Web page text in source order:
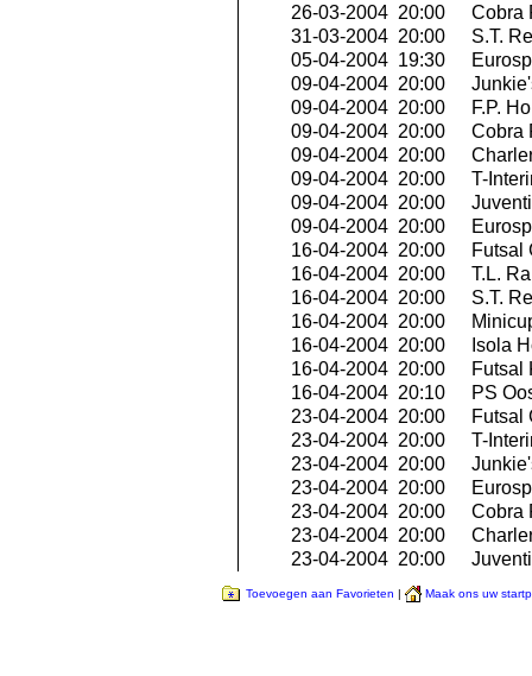
26-03-2004 20:00
Cobra
31-03-2004 20:00
S.T.
05-04-2004 19:30
09-04-2004 20:00
09-04-2004 20:00
F.P.
09-04-2004 20:00
Cobra
09-04-2004 20:00
09-04-2004 20:00
T-
09-04-2004 20:00
09-04-2004 20:00
16-04-2004 20:00
Futsal
16-04-2004 20:00
T.L.
16-04-2004 20:00
S.T.
16-04-2004 20:00
16-04-2004 20:00
Isola
16-04-2004 20:00
Futsal
16-04-2004 20:10
PS
23-04-2004 20:00
Futsal
23-04-2004 20:00
T-
23-04-2004 20:00
23-04-2004 20:00
23-04-2004 20:00
Cobra
23-04-2004 20:00
23-04-2004 20:00
Toevoegen aan Favorieten | Maak ons uw